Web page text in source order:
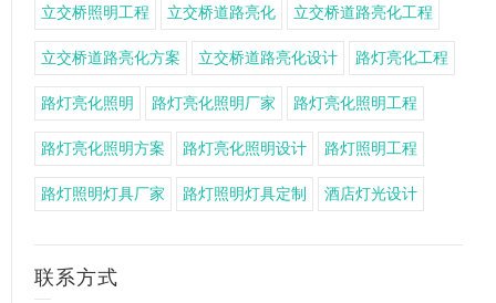
立交桥照明工程 立交桥道路亮化 立交桥道路亮化工程
立交桥道路亮化方案 立交桥道路亮化设计 路灯亮化工程
路灯亮化照明 路灯亮化照明厂家 路灯亮化照明工程
路灯亮化照明方案 路灯亮化照明设计 路灯照明工程
路灯照明灯具厂家 路灯照明灯具定制 酒店灯光设计
联系方式